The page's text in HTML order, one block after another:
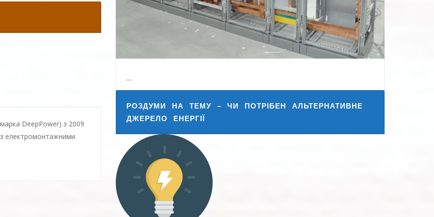
DeepPower) з 2009
з електромонтажними
РОЗДУМИ НА ТЕМУ – ЧИ ПОТРІБЕН АЛЬТЕРНАТИВНЕ
ДЖЕРЕЛО ЕНЕРГІЇ